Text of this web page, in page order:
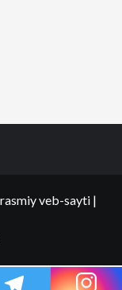
veb-sayti |